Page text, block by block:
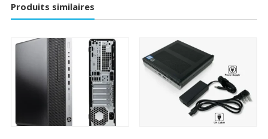
Produits similaires